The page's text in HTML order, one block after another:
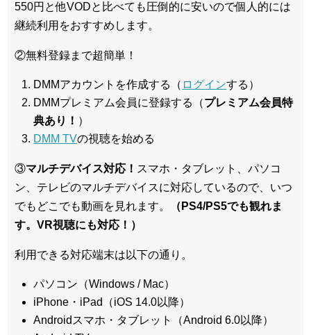
550円と他VODと比べても圧倒的に安いので個人的には
継続利用をおすすめします。
②無料登録まで超簡単！
DMMアカウントを作成する（ ログインする）
DMMプレミアム会員に登録する（プレミアム会員特
典あり！ ）
DMM TVの視聴を始める
③マルチデバイス対応！ スマホ・タブレット、パソコ
ン、テレビのマルチデバイスに対応しているので、いつ
でもどこでも動画を見れます。
（PS4/PS5でも観れま
す。VR視聴にも対応！）
利用できる対応端末は以下の通り。
パソコン（Windows / Mac）
iPhone・iPad（iOS 14.0以降）
Androidスマホ・タブレット（Android 6.0以降）